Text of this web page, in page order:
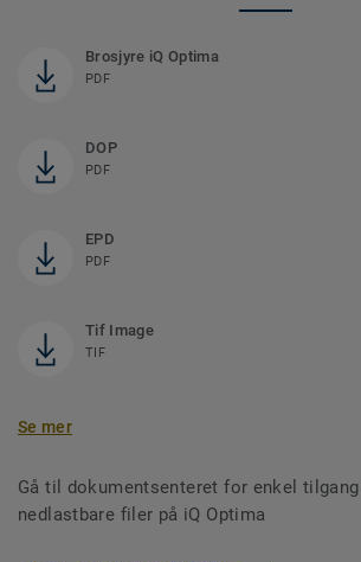
Brosjyre iQ Optima
PDF
DOP
PDF
EPD
PDF
Tif Image
TIF
Se mer
Gå til dokumentsenteret for enkel
nedlastbare filer på iQ Optima